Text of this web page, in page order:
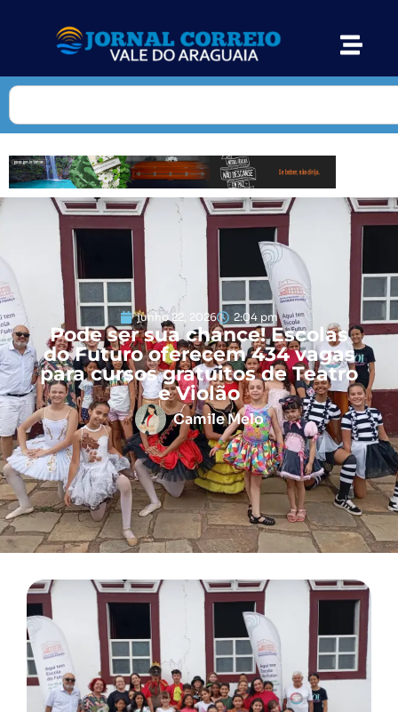
junho 22, 2026 2:04 pm
Pode ser sua chance! Escolas
do Futuro oferecem 434 vagas
para cursos gratuitos de Teatro
e Violão
Camile Melo